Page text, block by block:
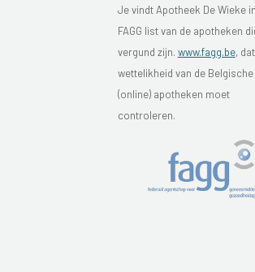
Je vindt Apotheek De Wieke
FAGG list van de apotheken
vergund zijn. www.fagg.be,
wettelikheid van de Belgische
(online) apotheken moet
controleren.